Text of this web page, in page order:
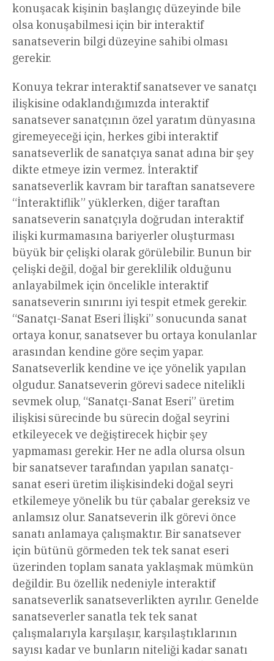
konuşacak kişinin başlangıç düzeyinde bile
olsa konuşabilmesi için bir interaktif
sanatseverin bilgi düzeyine sahibi olması
gerekir.
Konuya tekrar interaktif sanatsever ve sanatçı
ilişkisine odaklandığımızda interaktif
sanatsever sanatçının özel yaratım dünyasına
giremeyeceği için, herkes gibi interaktif
sanatseverlik de sanatçıya sanat adına bir şey
dikte etmeye izin vermez. İnteraktif
sanatseverlik kavram bir taraftan sanatsevere
“İnteraktiflik” yüklerken, diğer taraftan
sanatseverin sanatçıyla doğrudan interaktif
ilişki kurmamasına bariyerler oluşturması
büyük bir çelişki olarak görülebilir. Bunun bir
çelişki değil, doğal bir gereklilik olduğunu
anlayabilmek için öncelikle interaktif
sanatseverin sınırını iyi tespit etmek gerekir.
“Sanatçı-Sanat Eseri İlişki” sonucunda sanat
ortaya konur, sanatsever bu ortaya konulanlar
arasından kendine göre seçim yapar.
Sanatseverlik kendine ve içe yönelik yapılan
olgudur. Sanatseverin görevi sadece nitelikli
sevmek olup, “Sanatçı-Sanat Eseri” üretim
ilişkisi sürecinde bu sürecin doğal seyrini
etkileyecek ve değiştirecek hiçbir şey
yapmaması gerekir. Her ne adla olursa olsun
bir sanatsever tarafından yapılan sanatçı-
sanat eseri üretim ilişkisindeki doğal seyri
etkilemeye yönelik bu tür çabalar gereksiz ve
anlamsız olur. Sanatseverin ilk görevi önce
sanatı anlamaya çalışmaktır. Bir sanatsever
için bütünü görmeden tek tek sanat eseri
üzerinden toplam sanata yaklaşmak mümkün
değildir. Bu özellik nedeniyle interaktif
sanatseverlik sanatseverlikten ayrılır. Genelde
sanatseverler sanatla tek tek sanat
çalışmalarıyla karşılaşır, karşılaştıklarının
sayısı kadar ve bunların niteliği kadar sanatı